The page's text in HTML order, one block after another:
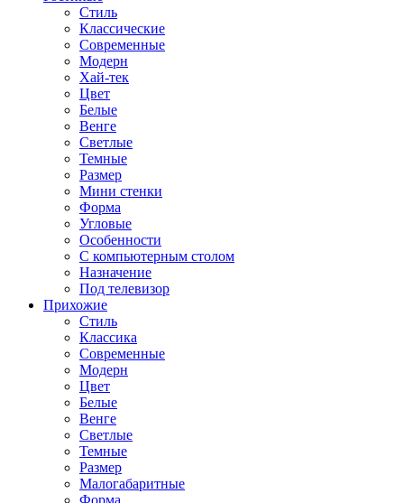
Стиль
Классические
Современные
Модерн
Хай-тек
Цвет
Белые
Венге
Светлые
Темные
Размер
Мини стенки
Форма
Угловые
Особенности
С компьютерным столом
Назначение
Под телевизор
Прихожие
Стиль
Классика
Современные
Модерн
Цвет
Белые
Венге
Светлые
Темные
Размер
Малогабаритные
Форма